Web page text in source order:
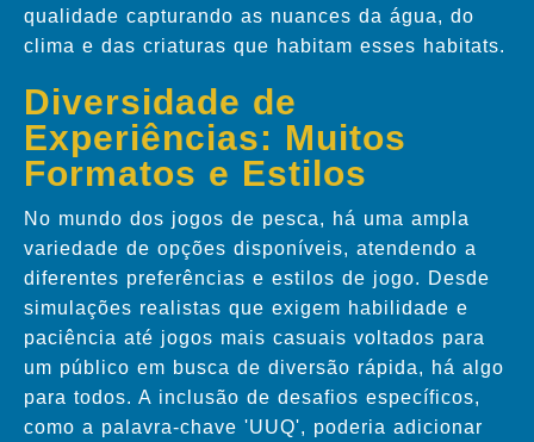
qualidade capturando as nuances da água, do
clima e das criaturas que habitam esses habitats.
Diversidade de
Experiências: Muitos
Formatos e Estilos
No mundo dos jogos de pesca, há uma ampla
variedade de opções disponíveis, atendendo a
diferentes preferências e estilos de jogo. Desde
simulações realistas que exigem habilidade e
paciência até jogos mais casuais voltados para
um público em busca de diversão rápida, há algo
para todos. A inclusão de desafios específicos,
como a palavra-chave 'UUQ', poderia adicionar